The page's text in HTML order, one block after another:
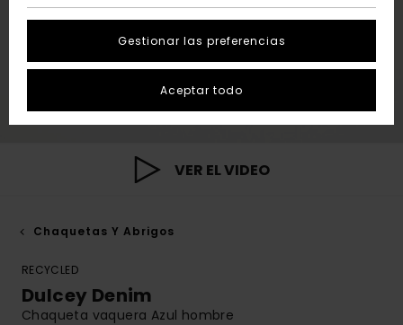
VER EL VIDEO
Chaquetas Y Abrigos
RECYCLED
Dulcey Denim
Chaqueta vaquera Azul hombre
Gestionar las preferencias
Aceptar todo